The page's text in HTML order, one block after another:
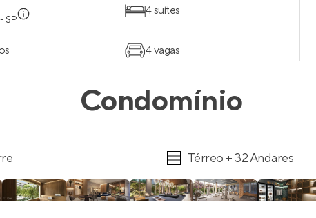
SP
4 suítes
4 vagas
Condomínio
Térreo + 32 Andares